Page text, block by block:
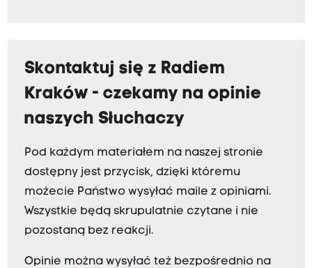
Skontaktuj się z Radiem
Kraków - czekamy na opinie
naszych Słuchaczy
Pod każdym materiałem na naszej stronie
dostępny jest przycisk, dzięki któremu
możecie Państwo wysyłać maile z opiniami.
Wszystkie będą skrupulatnie czytane i nie
pozostaną bez reakcji.
Opinie można wysyłać też bezpośrednio na